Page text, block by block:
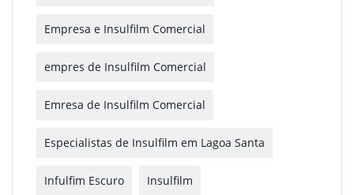
Empresa e Insulfilm Comercial
empres de Insulfilm Comercial
Emresa de Insulfilm Comercial
Especialistas de Insulfilm em Lagoa Santa
Infulfim Escuro Insulfilm